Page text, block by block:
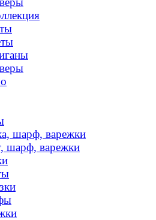
шарф, варежки
шарф, варежки